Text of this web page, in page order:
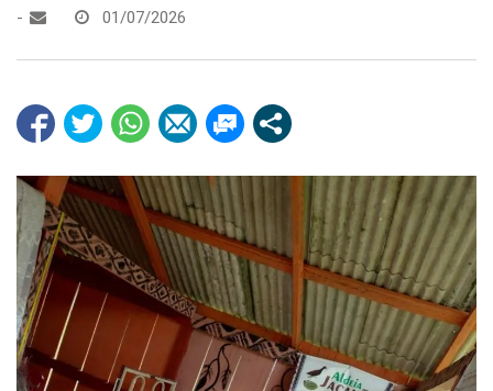
- 01/07/2026